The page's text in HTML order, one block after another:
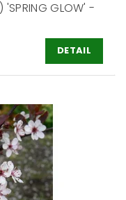
'SPRING GLOW' -
DETAIL